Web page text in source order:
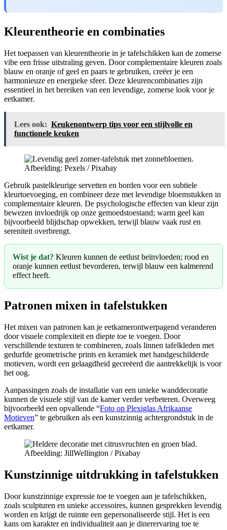
Kleurentheorie en combinaties
Het toepassen van kleurentheorie in je tafelschikken kan de zomerse
vibe een frisse uitstraling geven. Door complementaire kleuren zoals
blauw en oranje of geel en paars te gebruiken, creëer je een
harmonieuze en energieke sfeer. Deze kleurencombinaties zijn
essentieel in het bereiken van een levendige, zomerse look voor je
eetkamer.
Lees ook: Keukenontwerp tips voor een stijlvolle en
functionele keuken
Afbeelding: Pexels / Pixabay
Gebruik pastelkleurige servetten en borden voor een subtiele
kleurtoevoeging, en combineer deze met levendige bloemstukken in
complementaire kleuren. De psychologische effecten van kleur zijn
bewezen invloedrijk op onze gemoedstoestand; warm geel kan
bijvoorbeeld blijdschap opwekken, terwijl blauw vaak rust en
sereniteit overbrengt.
Wist je dat? Kleuren kunnen de eetlust beïnvloeden; rood en
oranje kunnen eetlust bevorderen, terwijl blauw een kalmerend
effect heeft.
Patronen mixen in tafelstukken
Het mixen van patronen kan je eetkamerontwerpagend veranderen
door visuele complexiteit en diepte toe te voegen. Door
verschillende texturen te combineren, zoals linnen tafelkleden met
gedurfde geometrische prints en keramiek met handgeschilderde
motieven, wordt een gelaagdheid gecreëerd die aantrekkelijk is voor
het oog.
Aanpassingen zoals de installatie van een unieke wanddecoratie
kunnen de visuele stijl van de kamer verder verbeteren. Overweeg
bijvoorbeeld een opvallende “Foto op Plexiglas Afrikaanse
Motieven” te gebruiken als een kunstzinnig achtergrondstuk in de
eetkamer.
Afbeelding: JillWellington / Pixabay
Kunstzinnige uitdrukking in tafelstukken
Door kunstzinnige expressie toe te voegen aan je tafelschikken,
zoals sculpturen en unieke accessoires, kunnen gesprekken levendig
worden en krijgt de ruimte een gepersonaliseerde stijl. Het is een
kans om karakter en individualiteit aan je dinerervaring toe te